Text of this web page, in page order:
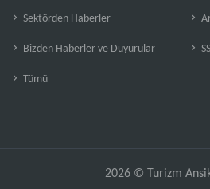
Sektörden Haberler
Bizden Haberler ve Duyurular
Tümü
2026 © Turizm